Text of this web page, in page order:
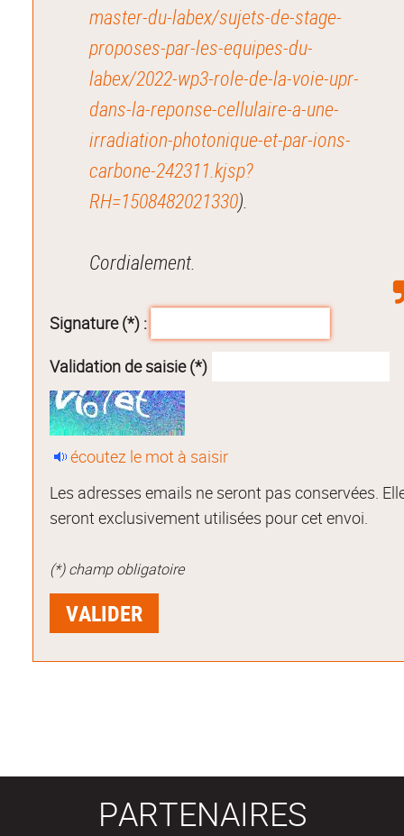
master-du-labex/sujets-de-stage-
proposes-par-les-equipes-du-
labex/2022-wp3-role-de-la-voie-upr-
dans-la-reponse-cellulaire-a-une-
irradiation-photonique-et-par-ions-
carbone-242311.kjsp?
RH=1508482021330).
Cordialement.
Signature (*) :
Validation de saisie (*)
écoutez le mot à saisir
Les adresses emails ne seront pas conservées.
seront exclusivement utilisées pour cet envoi.
(*) champ obligatoire
PARTENAIRES